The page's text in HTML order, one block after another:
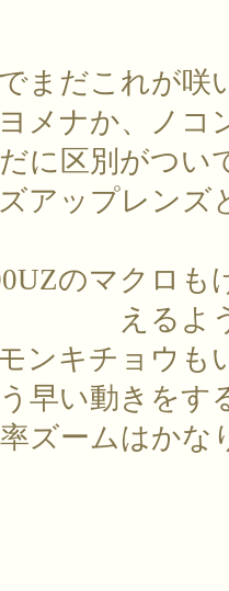
まだこれが咲
ヨメナか、ノコ
に区別がつい
アップレンズ
のマクロも
えるよ
ンキチョウも
早い動きをす
ズームはかな